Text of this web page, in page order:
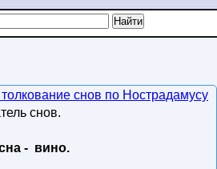
снов по Нострадамусу
снов.
- вино.